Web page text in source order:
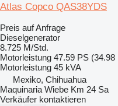
Atlas Copco QAS38YDS
Preis auf Anfrage
Dieselgenerator
8.725 M/Std.
Motorleistung 47.59 PS (34.98
Motorleistung 45 kVA
Mexiko, Chihuahua
Maquinaria Wiebe Km 24 Sa
Verkäufer kontaktieren